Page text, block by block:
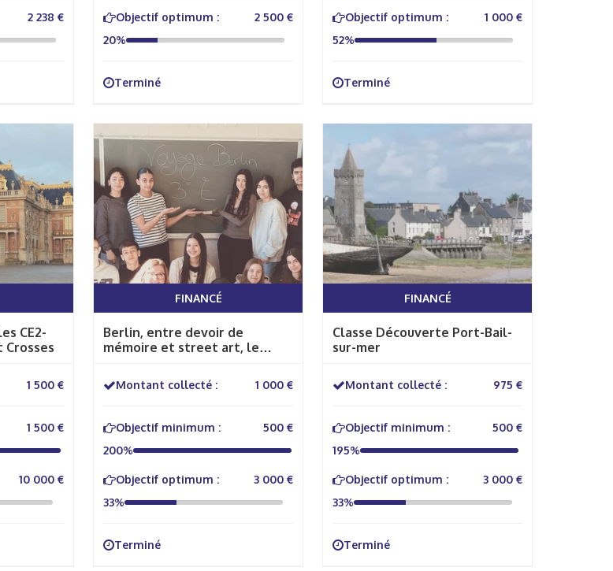
2 238 €
Objectif optimum :
2 500 €
20%
Terminé
Objectif optimum :
1 000 €
52%
Terminé
CE2-
Crosses
1 500 €
1 500 €
10 000 €
FINANCÉ
Berlin, entre devoir de
mémoire et street art, le
Saint Charles de Cavaillon.
Montant collecté : 1 000 €
Objectif minimum :
500 €
200%
Objectif optimum :
3 000 €
33%
Terminé
FINANCÉ
Classe Découverte Port-Bail-
sur-mer
Montant collecté : 975 €
Objectif minimum :
500 €
195%
Objectif optimum :
3 000 €
33%
Terminé